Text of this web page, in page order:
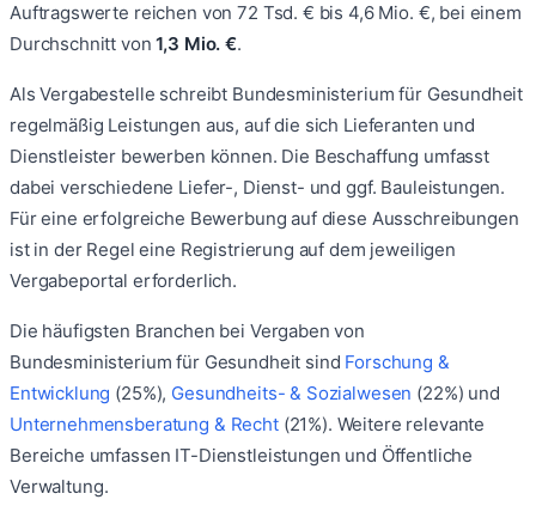
Auftragswerte reichen von72 Tsd. € bis 4,6 Mio. €, bei einem
Durchschnitt von1,3 Mio. €.
Als Vergabestelle schreibt Bundesministerium für Gesundheit
regelmäßig Leistungen aus, auf die sich Lieferanten und
Dienstleister bewerben können. Die Beschaffung umfasst
dabei verschiedene Liefer-, Dienst- und ggf. Bauleistungen.
Für eine erfolgreiche Bewerbung auf diese Ausschreibungen
ist in der Regel eine Registrierung auf dem jeweiligen
Vergabeportal erforderlich.
Die häufigsten Branchen bei Vergaben von
Bundesministerium für Gesundheit sind Forschung &
Entwicklung (25%), Gesundheits- & Sozialwesen (22%) und
Unternehmensberatung & Recht (21%). Weitere relevante
Bereiche umfassen IT-Dienstleistungen und Öffentliche
Verwaltung.